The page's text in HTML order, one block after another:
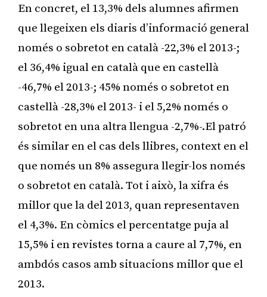
En concret, el 13,3% dels alumnes afirmen
que llegeixen els diaris d’informació general
només o sobretot en català -22,3% el 2013-;
el 36,4% igual en català que en castellà
-46,7% el 2013-; 45% només o sobretot en
castellà -28,3% el 2013- i el 5,2% només o
sobretot en una altra llengua -2,7%-.El patró
és similar en el cas dels llibres, context en el
que només un 8% assegura llegir-los només
o sobretot en català. Tot i això, la xifra és
millor que la del 2013, quan representaven
el 4,3%. En còmics el percentatge puja al
15,5% i en revistes torna a caure al 7,7%, en
ambdós casos amb situacions millor que el
2013.